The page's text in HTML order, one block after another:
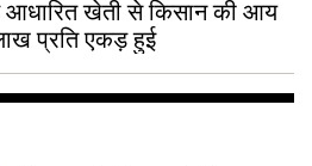
आधारित खेती से किसान की आय
प्रति एकड़ हुई